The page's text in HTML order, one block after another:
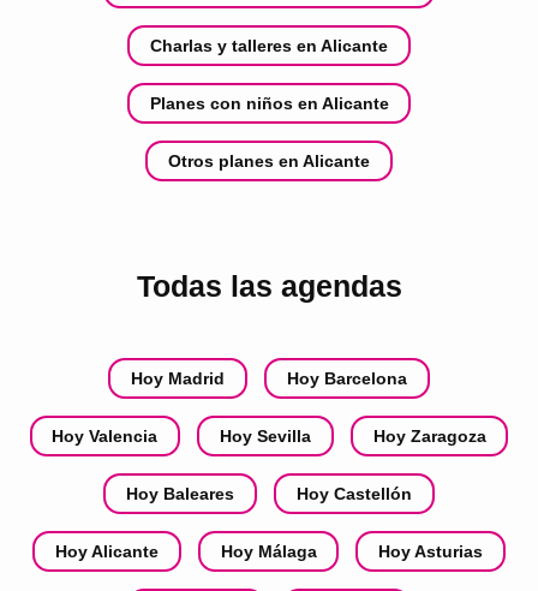
Charlas y talleres en Alicante
Planes con niños en Alicante
Otros planes en Alicante
Todas las agendas
Hoy Madrid Hoy Barcelona
Hoy Valencia Hoy Sevilla Hoy Zaragoza
Hoy Baleares Hoy Castellón
Hoy Alicante Hoy Málaga Hoy Asturias